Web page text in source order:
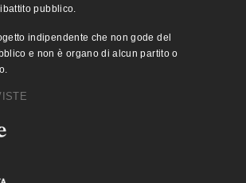
pubblico.
indipendente che non gode del
e non è organo di alcun partito o